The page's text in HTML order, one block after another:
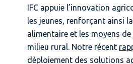
IFC appuie l’innovation
les jeunes, renforçant ainsi
alimentaire et les moyens
milieu rural. Notre récent
déploiement des solutions